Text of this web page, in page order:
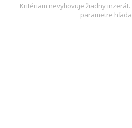
Kritériam nevyhovuje žiadny
parametre